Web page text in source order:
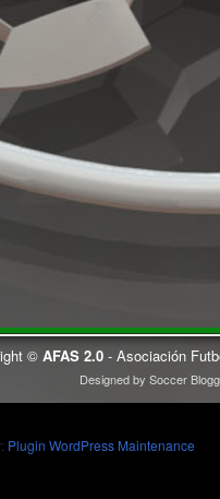
© AFAS 2.0 - Asociación
Designed bySoccer
Plugin WordPress Maintenance